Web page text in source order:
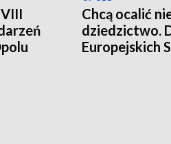
Chcą ocalić
dziedzictwo.
Europejskich